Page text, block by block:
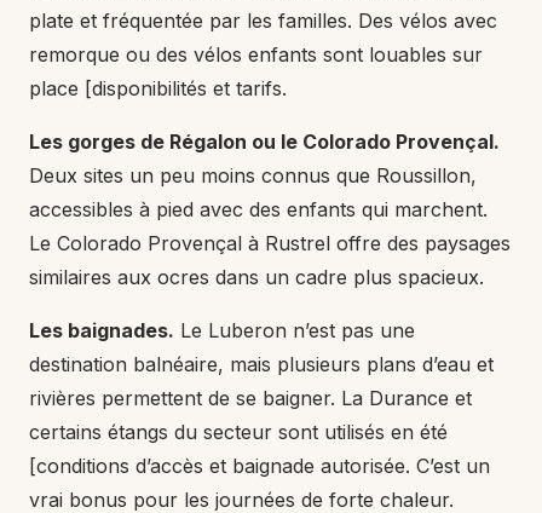
plate et fréquentée par les familles. Des vélos avec
remorque ou des vélos enfants sont louables sur
place [disponibilités et tarifs.
Les gorges de Régalon ou le Colorado Provençal.
Deux sites un peu moins connus que Roussillon,
accessibles à pied avec des enfants qui marchent.
Le Colorado Provençal à Rustrel offre des paysages
similaires aux ocres dans un cadre plus spacieux.
Les baignades. Le Luberon n’est pas une
destination balnéaire, mais plusieurs plans d’eau et
rivières permettent de se baigner. La Durance et
certains étangs du secteur sont utilisés en été
[conditions d’accès et baignade autorisée. C’est un
vrai bonus pour les journées de forte chaleur.